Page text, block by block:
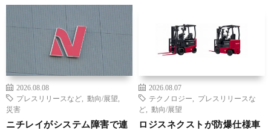
2026.08.08
プレスリリースなど
動向/展望
災害
ニチレイがシステム障害で連
2026.08.07
テクノロジー
プレスリリースな
ど
動向/展望
ロジスネクストが防爆仕様車